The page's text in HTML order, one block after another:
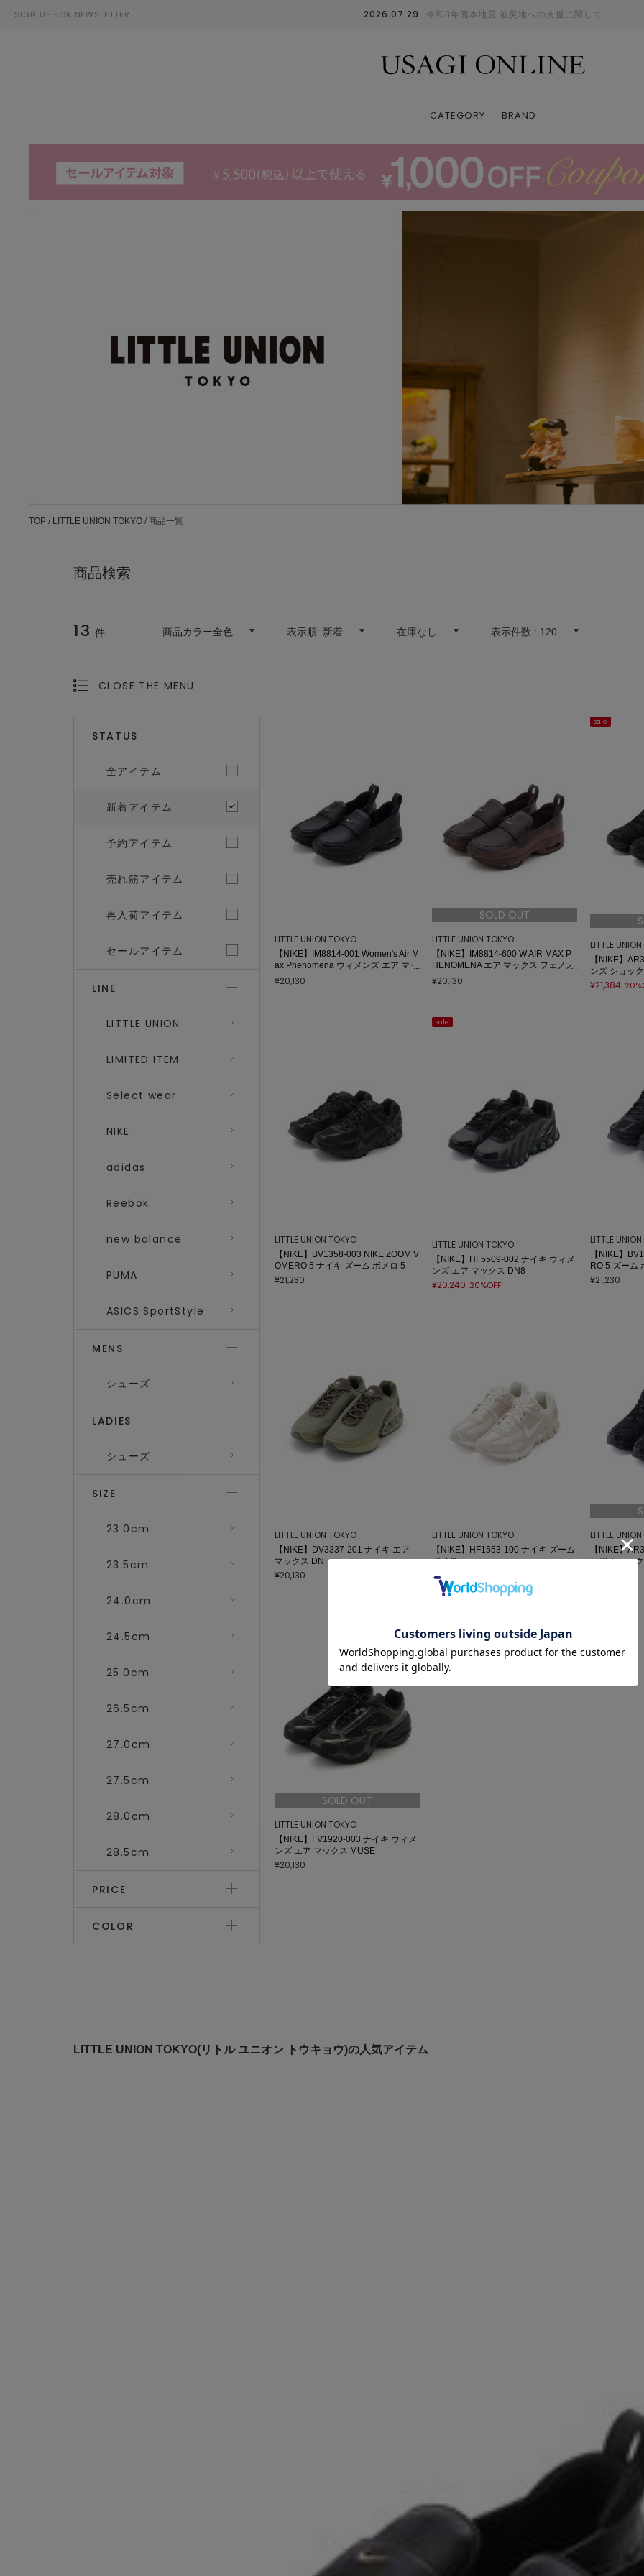
SIGN UP FOR NEWSLETTER 2026.07.29 令和8年熊本地震 被災地への支援に関して
CATEGORY BRAND
TOP / LITTLE UNION TOKYO / 商品一覧
商品検索
13 件 商品カラー全色 表示順: 新着 在庫なし 表示件数 : 120
CLOSE THE MENU
STATUS
全アイテム
新着アイテム
予約アイテム
売れ筋アイテム
再入荷アイテム
セールアイテム
LINE
LITTLE UNION
LIMITED ITEM
Select wear
NIKE
adidas
Reebok
new balance
PUMA
ASICS SportStyle
MENS
シューズ
LADIES
シューズ
SIZE
23.0cm
23.5cm
24.0cm
24.5cm
25.0cm
26.5cm
27.0cm
27.5cm
28.0cm
28.5cm
PRICE
COLOR
LITTLE UNION TOKYO
【NIKE】IM8814-001 Women's Air M
ax Phenomena ウィメンズ エア マッ
クス フェノメナ
¥20,130
SOLD OUT
LITTLE UNION TOKYO
【NIKE】IM8814-600 W AIR MAX P
HENOMENA エア マックス フェノメ
ナ
¥20,130
sale
LITTLE
【NIKE】
ンズ ショッ
¥21,384
LITTLE UNION TOKYO
【NIKE】BV1358-003 NIKE ZOOM V
OMERO 5 ナイキ ズーム ボメロ 5
¥21,230
sale
LITTLE UNION TOKYO
【NIKE】HF5509-002 ナイキ ウィメ
ンズ エア マックス DN8
¥20,240 20%OFF
LITTLE
【NIKE】
RO 5 ズーム
¥21,230
LITTLE UNION TOKYO
【NIKE】DV3337-201 ナイキ エア
マックス DN
¥20,130
LITTLE UNION TOKYO
【NIKE】HF1553-100 ナイキ ズーム
ボメロ 5
¥21,230
LITTLE
【NIKE】
ンズ ショッ
SOLD OUT
LITTLE UNION TOKYO
【NIKE】FV1920-003 ナイキ ウィメ
ンズ エア マックス MUSE
¥20,130
LITTLE UNION TOKYO(リトル ユニオン トウキョウ)の人気アイテム